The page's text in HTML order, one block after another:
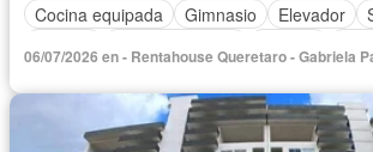
Cocina equipada
Gimnasio Elevador
06/07/2026 en - Rentahouse Queretaro - Gabriela